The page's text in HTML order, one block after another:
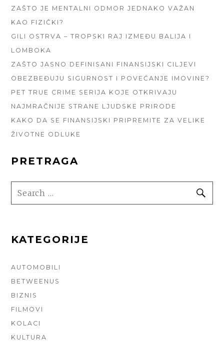
ZAŠTO JE MENTALNI ODMOR JEDNAKO VAŽAN
KAO FIZIČKI?
GILI OSTRVA – TROPSKI RAJ IZMEĐU BALIJA I
LOMBOKA
ZAŠTO JASNO DEFINISANI FINANSIJSKI CILJEVI
OBEZBEĐUJU SIGURNOST I POVEĆANJE IMOVINE?
PET TRUE CRIME SERIJA KOJE OTKRIVAJU
NAJMRAČNIJE STRANE LJUDSKE PRIRODE
KAKO DA SE FINANSIJSKI PRIPREMITE ZA VELIKE
ŽIVOTNE ODLUKE
PRETRAGA
SEARCH
FOR:
KATEGORIJE
AUTOMOBILI
BETWEENUS
BIZNIS
FILMOVI
KOLACI
KULTURA